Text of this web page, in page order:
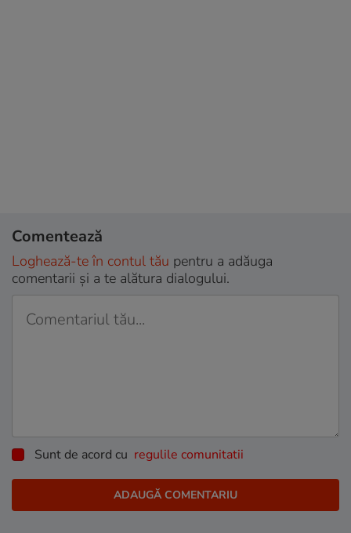
Comentează
Loghează-te în contul tău pentru a adăuga
comentarii și a te alătura dialogului.
Sunt de acord cu regulile comunitatii